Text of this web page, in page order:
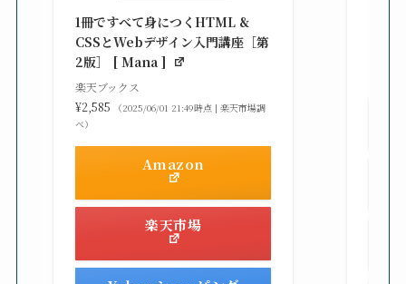
1冊ですべて身につくHTML &
CSSとWebデザイン入門講座［第
2版］ [ Mana ]
楽天ブックス
¥2,585
（2025/06/01 21:49時点 | 楽天市場調
べ）
Amazon
楽天市場